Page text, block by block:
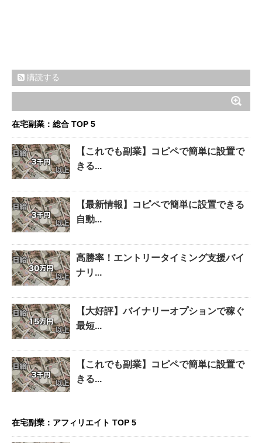
購読する
在宅副業：総合 TOP 5
【これでも副業】コピペで簡単に設置で
きる...
【最新情報】コピペで簡単に設置できる
自動...
高勝率！エントリータイミング支援バイ
ナリ...
【大好評】バイナリーオプションで稼ぐ
最短...
【これでも副業】コピペで簡単に設置で
きる...
在宅副業：アフィリエイト TOP 5